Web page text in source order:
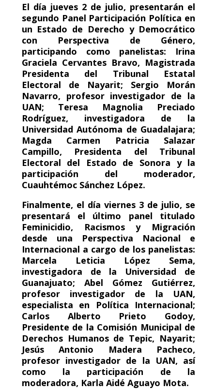
El día jueves 2 de julio, presentarán el
segundo Panel Participación Política en
un Estado de Derecho y Democrático
con Perspectiva de Género,
participando como panelistas: Irina
Graciela Cervantes Bravo, Magistrada
Presidenta del Tribunal Estatal
Electoral de Nayarit; Sergio Morán
Navarro, profesor investigador de la
UAN; Teresa Magnolia Preciado
Rodríguez, investigadora de la
Universidad Autónoma de Guadalajara;
Magda Carmen Patricia Salazar
Campillo, Presidenta del Tribunal
Electoral del Estado de Sonora y la
participación del moderador,
Cuauhtémoc Sánchez López.
Finalmente, el día viernes 3 de julio, se
presentará el último panel titulado
Feminicidio, Racismos y Migración
desde una Perspectiva Nacional e
Internacional a cargo de los panelistas:
Marcela Leticia López Sema,
investigadora de la Universidad de
Guanajuato; Abel Gómez Gutiérrez,
profesor investigador de la UAN,
especialista en Política Internacional;
Carlos Alberto Prieto Godoy,
Presidente de la Comisión Municipal de
Derechos Humanos de Tepic, Nayarit;
Jesús Antonio Madera Pacheco,
profesor investigador de la UAN, así
como la participación de la
moderadora, Karla Aidé Aguayo Mota.